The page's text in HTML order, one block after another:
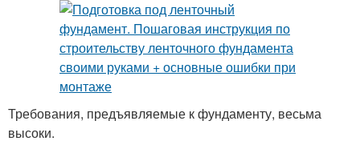
Требования, предъявляемые к фундаменту, весьма
высоки.